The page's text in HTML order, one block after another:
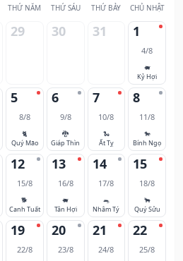
THỨ NĂM THỨ SÁU THỨ BẢY CHỦ NHẬT
29 30 31 1
4/8
🐖
Kỷ Hợi
5
8/8
🐈
Quý Mão
6
9/8
🐉
Giáp Thìn
7
10/8
🐍
Ất Tỵ
8
11/8
🐎
Bính Ngọ
12
15/8
🐕
Canh Tuất
13
16/8
🐖
Tân Hợi
14
17/8
🐀
Nhâm Tý
15
18/8
🐂
Quý Sửu
19
22/8
20
23/8
21
24/8
22
25/8